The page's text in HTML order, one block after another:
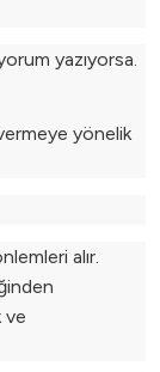
yazıyorsa.
yönelik
alır.
ve